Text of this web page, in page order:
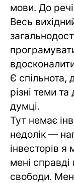
мови. До
Весь
Є
різні теми
думці.
Тут немає
недолік —
інвесторів
мені
свободи.